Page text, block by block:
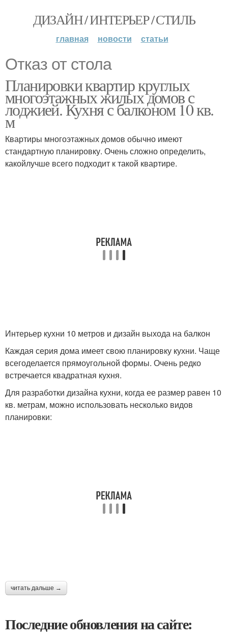
ДИЗАЙН / ИНТЕРЬЕР / СТИЛЬ
главная новости статьи
Отказ от стола
Планировки квартир круглых
многоэтажных жилых домов с
лоджией. Кухня с балконом 10 кв.
м
Квартиры многоэтажных домов обычно имеют
стандартную планировку. Очень сложно определить,
какойлучше всего подходит к такой квартире.
Интерьер кухни 10 метров и дизайн выхода на балкон
Каждая серия дома имеет свою планировку кухни. Чаще
всегоделается прямоугольной формы. Очень редко
встречается квадратная кухня.
Для разработки дизайна кухни, когда ее размер равен 10
кв. метрам, можно использовать несколько видов
планировки:
читать дальше →
Последние обновления на сайте: